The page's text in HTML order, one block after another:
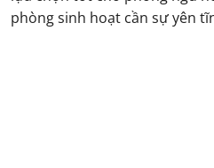
phòng sinh hoạt cần sự yên